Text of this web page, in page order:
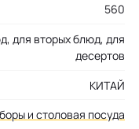
560
для вторых блюд, для
десертов
КИТАЙ
и столовая посуда